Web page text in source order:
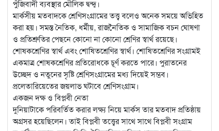
পুঁজিবাদী ব্যবস্থার মৌলিক দ্বন্দ্ব।
মার্কসীয় মতবাদকে শ্রেণিসংগ্রামের তত্ত্ব বলেও অনেক সময়ে অভিহিত
করা হয়। সমস্ত নৈতিক, ধর্মীয়, রাজনৈতিক ও সামাজিক বচন ঘোষণা
ও প্রতিশ্রুতির পেছনে কোনো না কোনো শ্রেণির স্বার্থ রয়েছে।
শোষকশ্রেণির স্বার্থ এবং শোষিতশ্রেণির স্বার্থ। শোষিতশ্রেণির সংগ্রামই
একমাত্র শোষকশ্রেণির প্রতিরোধকে চূর্ণ করতে পারে। পুরাতনের
উচ্ছেদ ও নতুনের সৃষ্টি শ্রেণিসংগ্রামের মধ্য দিয়েই সম্ভব।
প্রলেতারিয়েতের জয়লাভ ঘটাবে শ্রেণিসংগ্রাম।
একজন দক্ষ ও বিপ্লবী নেতা
দুনিয়াটাকে পরিবর্তিত করার লক্ষ্য নিয়ে মার্কস তার মতবাদ প্রতিষ্ঠায়
অগ্রসর হয়েছিলেন। তাই বিপ্লবী তত্ত্বের সাথে সাথে বিপ্লবী সংগ্রাম